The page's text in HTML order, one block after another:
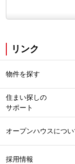
リンク
物件を探す
住まい探しの
サポート
オープンハウスについ
採用情報